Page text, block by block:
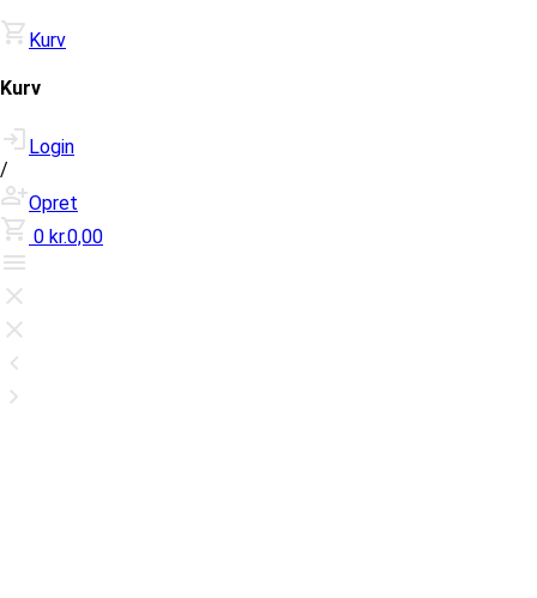
Kurv
Kurv
Login
/
Opret
0 kr.0,00